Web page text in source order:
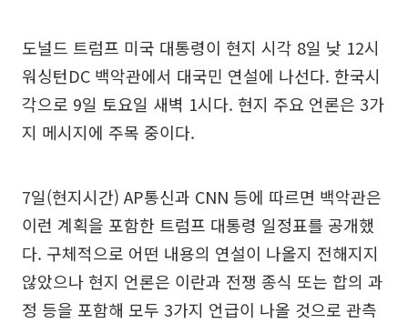
도널드 트럼프 미국 대통령이 현지 시각 8일 낮 12시
워싱턴DC 백악관에서 대국민 연설에 나선다. 한국시
각으로 9일 토요일 새벽 1시다. 현지 주요 언론은 3가
지 메시지에 주목 중이다.
7일(현지시간) AP통신과 CNN 등에 따르면 백악관은
이런 계획을 포함한 트럼프 대통령 일정표를 공개했
다. 구체적으로 어떤 내용의 연설이 나올지 전해지지
않았으나 현지 언론은 이란과 전쟁 종식 또는 합의 과
정 등을 포함해 모두 3가지 언급이 나올 것으로 관측